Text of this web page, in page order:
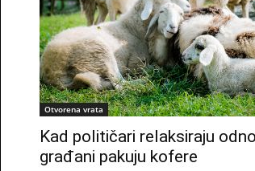
Otvorena vrata
Kad političari relaksiraju
građani pakuju kofere